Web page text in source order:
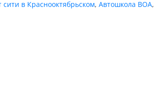
сити в Краснооктябрьском, Автошкола ВОА,